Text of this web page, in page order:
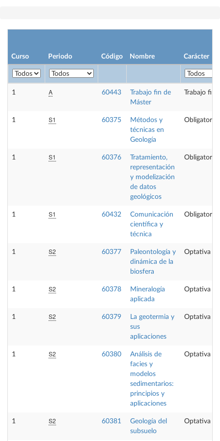
Curso Periodo Código Nombre Carácter
1 A 60443
Trabajo fin de
Máster
Trabajo fin
1 S1 60375
Métodos y
técnicas en
Geología
Obligatoria
1 S1 60376
Tratamiento,
representación
y modelización
de datos
geológicos
Obligatoria
1 S1 60432
Comunicación
científica y
técnica
Obligatoria
1 S2 60377
Paleontología y
dinámica de la
biosfera
Optativa
1 S2 60378
Mineralogía
aplicada
Optativa
1 S2 60379
La geotermia y
sus
aplicaciones
Optativa
1 S2 60380
Análisis de
facies y
modelos
sedimentarios:
principios y
aplicaciones
Optativa
1 S2 60381
Geología del
subsuelo
Optativa